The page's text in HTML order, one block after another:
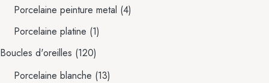
Porcelaine peinture metal (4)
Porcelaine platine (1)
Boucles d'oreilles (120)
Porcelaine blanche (13)